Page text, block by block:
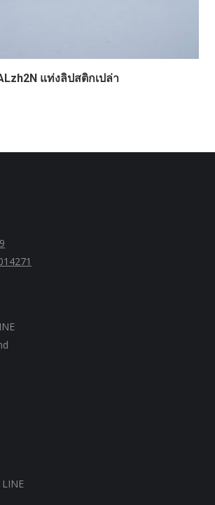
แท่งลิปสติกเปล่า